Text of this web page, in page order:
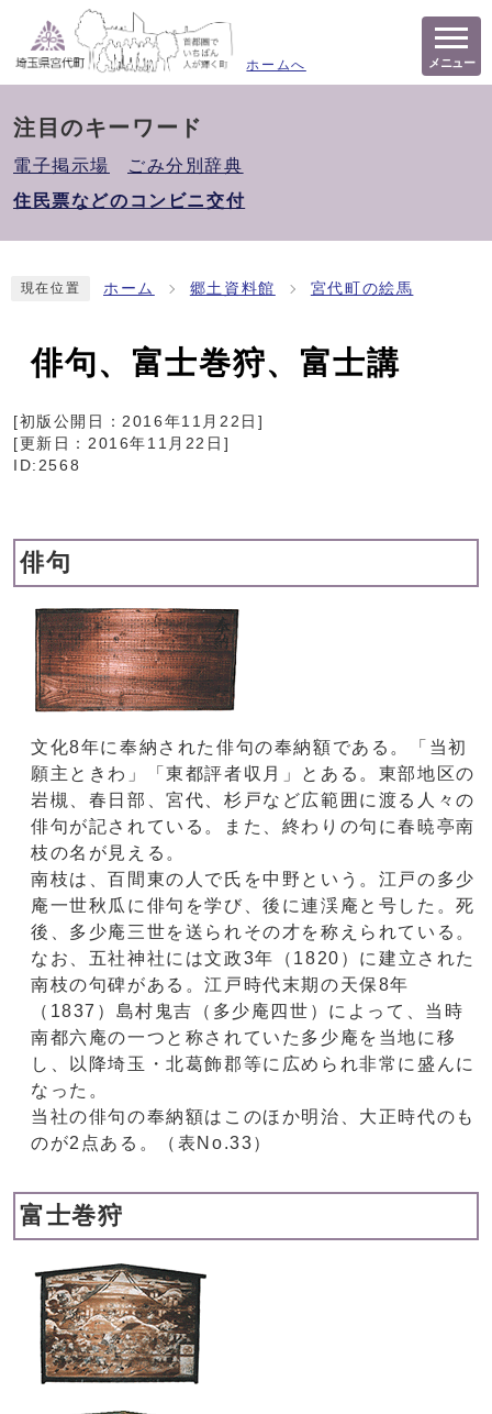
ホームへ メニュー
注目のキーワード
電子掲示場
ごみ分別辞典
住民票などのコンビニ交付
現在位置 ホーム 郷土資料館 宮代町の絵馬
俳句、富士巻狩、富士講
[初版公開日：2016年11月22日 ]
[更新日： 2016年11月22日 ]
ID:2568
俳句
文化8年に奉納された俳句の奉納額である。「当初
願主ときわ」「東都評者収月」とある。東部地区の
岩槻、春日部、宮代、杉戸など広範囲に渡る人々の
俳句が記されている。また、終わりの句に春暁亭南
枝の名が見える。
南枝は、百間東の人で氏を中野という。江戸の多少
庵一世秋瓜に俳句を学び、後に連渓庵と号した。死
後、多少庵三世を送られその才を称えられている。
なお、五社神社には文政3年（1820）に建立された
南枝の句碑がある。江戸時代末期の天保8年
（1837）島村鬼吉（多少庵四世）によって、当時
南都六庵の一つと称されていた多少庵を当地に移
し、以降埼玉・北葛飾郡等に広められ非常に盛んに
なった。
当社の俳句の奉納額はこのほか明治、大正時代のも
のが2点ある。（表No.33）
富士巻狩